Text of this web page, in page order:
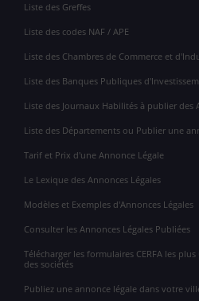
Liste des Greffes
Liste des codes NAF / APE
Liste des Chambres de Commerce et
Liste des Banques Publiques
Liste des Journaux Habilités à publier des
Liste des Départements ou Publier une
Tarif et Prix d'une Annonce Légale
Le Lexique des Annonces Légales
Modèles et Exemples d'Annonces Légales
Consulter les Annonces Légales Publiées
Télécharger les formulaires CERFA les
des sociétés
Publiez une annonce légale dans votre